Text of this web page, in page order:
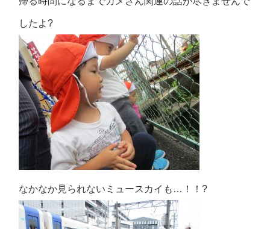
したよ?
なかなか見られないミュースカイも…！！?